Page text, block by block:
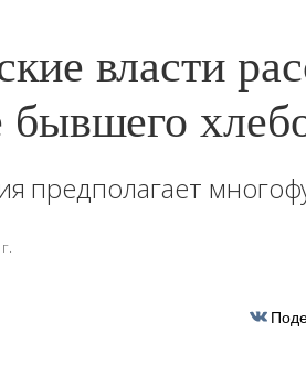
власти
бывшего
предполагает